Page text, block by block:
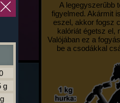
A legegyszerűbb
figyelmed. Akármit
eszel, akkor fogsz
kalóriát égetsz el,
Valójában ez a
be a csodákkal